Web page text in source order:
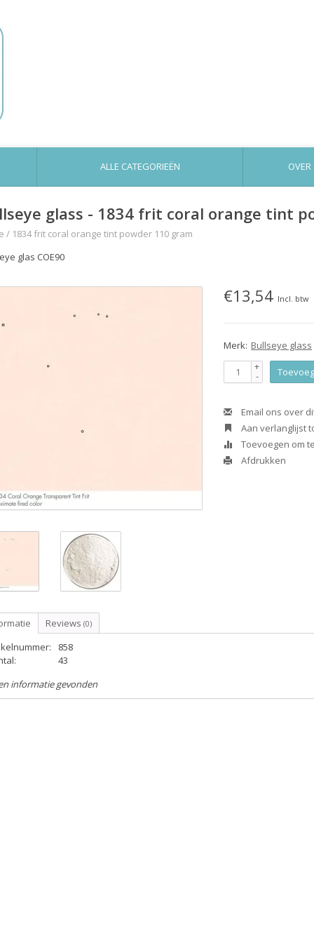
ALLE CATEGORIEËN
glass - 1834 frit coral orange tint
/ 1834 frit coral orange tint powder 110 gram
glas COE90
€13,54 Incl. btw
Merk: Bullseye glass
+
-
Email ons over
Aan verlanglijst
Toevoegen om
Afdrukken
Reviews (0)
858
43
informatie gevonden